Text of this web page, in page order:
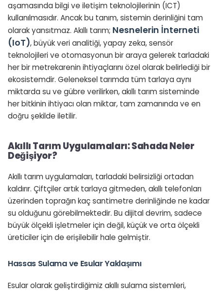
aşamasında bilgi ve iletişim teknolojilerinin (ICT)
kullanılmasıdır. Ancak bu tanım, sistemin derinliğini tam
olarak yansıtmaz. Akıllı tarım; Nesnelerin İnterneti
(IoT), büyük veri analitiği, yapay zeka, sensör
teknolojileri ve otomasyonun bir araya gelerek tarladaki
her bir metrekarenin ihtiyaçlarını özel olarak belirlediği bir
ekosistemdir. Geleneksel tarımda tüm tarlaya aynı
miktarda su ve gübre verilirken, akıllı tarım sisteminde
her bitkinin ihtiyacı olan miktar, tam zamanında ve en
doğru şekilde iletilir.
Akıllı Tarım Uygulamaları: Sahada Neler
Değişiyor?
Akıllı tarım uygulamaları, tarladaki belirsizliği ortadan
kaldırır. Çiftçiler artık tarlaya gitmeden, akıllı telefonları
üzerinden toprağın kaç santimetre derinliğinde ne kadar
su olduğunu görebilmektedir. Bu dijital devrim, sadece
büyük ölçekli işletmeler için değil, küçük ve orta ölçekli
üreticiler için de erişilebilir hale gelmiştir.
Hassas Sulama ve Esular Yaklaşımı
Esular olarak geliştirdiğimiz akıllı sulama sistemleri,